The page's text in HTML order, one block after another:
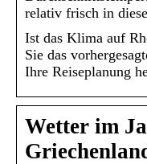
relativ frisch in
Ist das Klima auf
Sie das
Ihre Reiseplanung
Wetter im